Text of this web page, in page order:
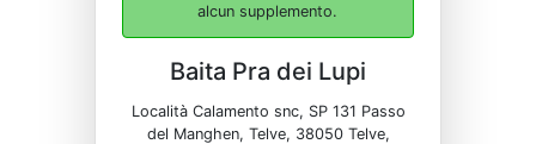
alcun supplemento.
Baita Pra dei Lupi
Località Calamento snc, SP 131 Passo
del Manghen, Telve, 38050 Telve,